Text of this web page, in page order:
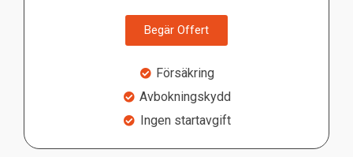
Begär Offert
Försäkring
Avbokningskydd
Ingen startavgift